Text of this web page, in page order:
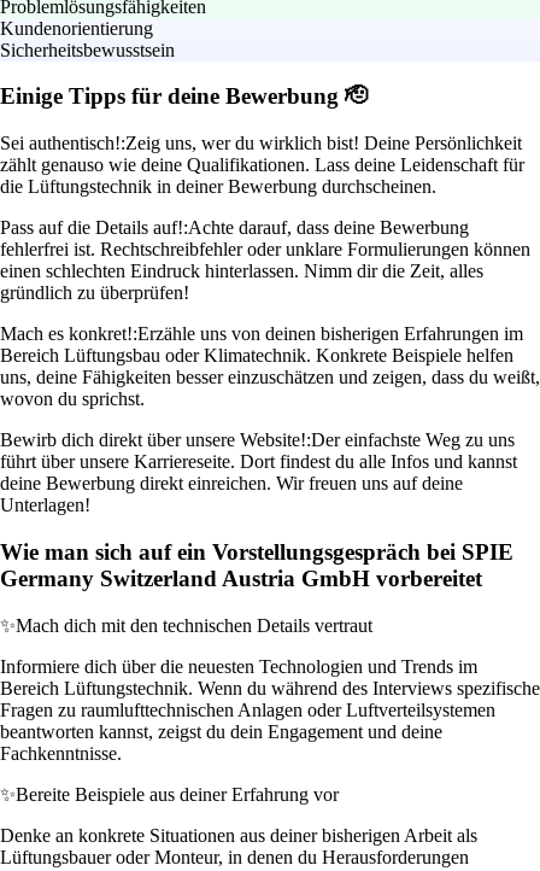
Problemlösungsfähigkeiten
Kundenorientierung
Sicherheitsbewusstsein
Einige Tipps für deine Bewerbung 🫡
Sei authentisch!:Zeig uns, wer du wirklich bist! Deine Persönlichkeit
zählt genauso wie deine Qualifikationen. Lass deine Leidenschaft für
die Lüftungstechnik in deiner Bewerbung durchscheinen.
Pass auf die Details auf!:Achte darauf, dass deine Bewerbung
fehlerfrei ist. Rechtschreibfehler oder unklare Formulierungen können
einen schlechten Eindruck hinterlassen. Nimm dir die Zeit, alles
gründlich zu überprüfen!
Mach es konkret!:Erzähle uns von deinen bisherigen Erfahrungen im
Bereich Lüftungsbau oder Klimatechnik. Konkrete Beispiele helfen
uns, deine Fähigkeiten besser einzuschätzen und zeigen, dass du weißt,
wovon du sprichst.
Bewirb dich direkt über unsere Website!:Der einfachste Weg zu uns
führt über unsere Karriereseite. Dort findest du alle Infos und kannst
deine Bewerbung direkt einreichen. Wir freuen uns auf deine
Unterlagen!
Wie man sich auf ein Vorstellungsgespräch bei SPIE
Germany Switzerland Austria GmbH vorbereitet
✨Mach dich mit den technischen Details vertraut
Informiere dich über die neuesten Technologien und Trends im
Bereich Lüftungstechnik. Wenn du während des Interviews spezifische
Fragen zu raumlufttechnischen Anlagen oder Luftverteilsystemen
beantworten kannst, zeigst du dein Engagement und deine
Fachkenntnisse.
✨Bereite Beispiele aus deiner Erfahrung vor
Denke an konkrete Situationen aus deiner bisherigen Arbeit als
Lüftungsbauer oder Monteur, in denen du Herausforderungen